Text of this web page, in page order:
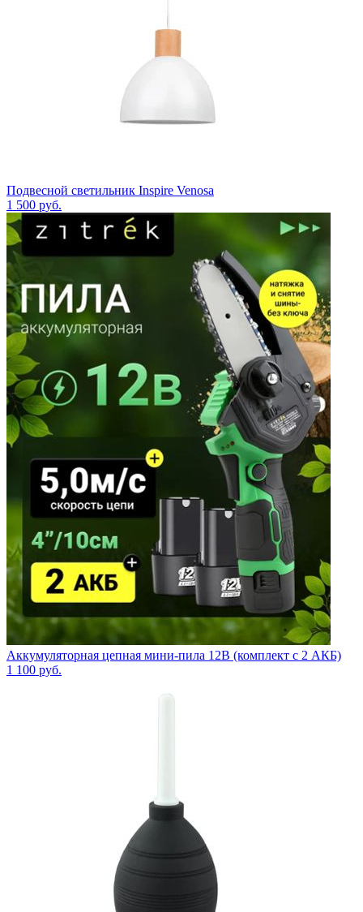
Подвесной светильник Inspire Venosa
1 500 руб.
Аккумуляторная цепная мини-пила 12В (комплект с 2 АКБ)
1 100 руб.